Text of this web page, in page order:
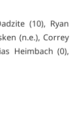
(10), Ryan
(n.e.), Correy
Heimbach (0),